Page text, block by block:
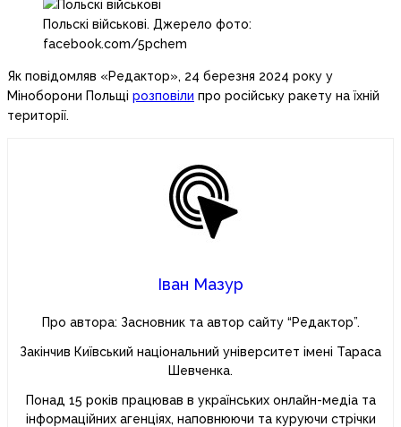
Польскі військові. Джерело фото:
facebook.com/5pchem
Як повідомляв «Редактор», 24 березня 2024 року у
Міноборони Польщі розповіли про російську ракету на їхній
території.
Іван Мазур
Про автора: Засновник та автор сайту “Редактор”.
Закінчив Київський національний університет імені Тараса
Шевченка.
Понад 15 років працював в українських онлайн-медіа та
інформаційних агенціях, наповнюючи та куруючи стрічки